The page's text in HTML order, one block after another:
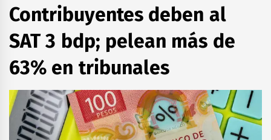
Contribuyentes deben al
SAT 3 bdp; pelean más de
63% en tribunales